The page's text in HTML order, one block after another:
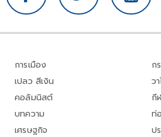
การเมือง
เปลว สีเงิน
คอลัมนิสต์
บทความ
เศรษฐกิจ
ก
ว
กี
ท่
ป